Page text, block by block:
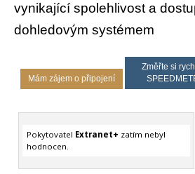
vynikající spolehlivost a
dohledovým systémem
Mám zájem o připojení
Změřte si
Pokytovatel Extranet+ zatím nebyl
hodnocen.